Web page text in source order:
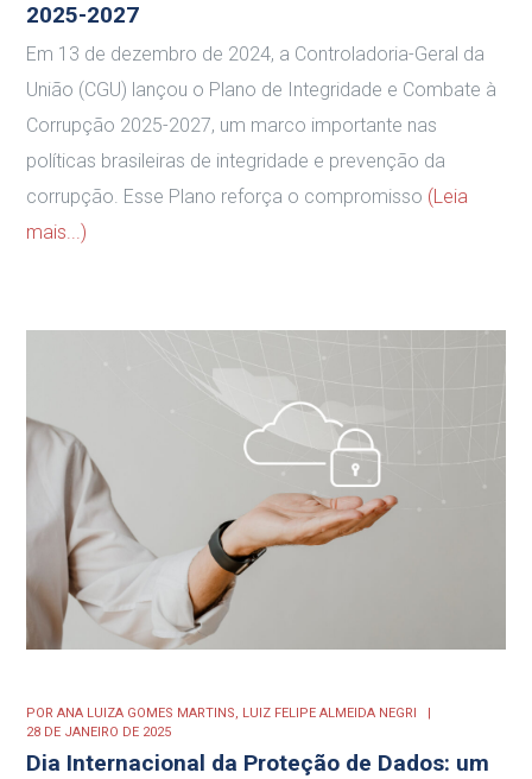
2025-2027
Em 13 de dezembro de 2024, a Controladoria-Geral da
União (CGU) lançou o Plano de Integridade e Combate à
Corrupção 2025-2027, um marco importante nas
políticas brasileiras de integridade e prevenção da
corrupção. Esse Plano reforça o compromisso (Leia
mais...)
PORANA LUIZA GOMES MARTINS, LUIZ FELIPE ALMEIDA NEGRI
28 DE JANEIRO DE 2025
Dia Internacional da Proteção de Dados: um